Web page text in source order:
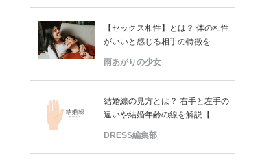
【セックス相性】とは？ 体の相性
がいいと感じる相手の特徴を...
雨あがりの少女
結婚線の見方とは？ 右手と左手の
違いや結婚年齢の線を解説【...
DRESS編集部